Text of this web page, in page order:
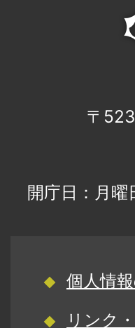
〒
開庁日：月
個人情
リンク